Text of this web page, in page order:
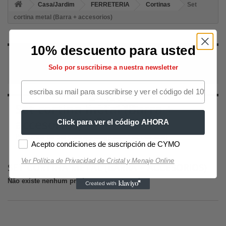
Casa/Jardim FERRETERIA Cortinas
Set
cortina metal (Barra + accesorios)
SET CORTINA METAL (BARRA +
ACCESORIOS)
Set cortina metal (Barra +
accesorios)
Productos de Set cortina metal (Barra + accesorios)
SET CORTINA METAL (BARRA + ACCESORIOS)
Não existe nenhum produto nesta categoria.
10% descuento para usted
Solo por suscribirse a nuestra newsletter
Click para ver el código AHORA
Acepto condiciones de suscripción de CYMO
Ver Política de Privacidad de Cristal y Menaje Online